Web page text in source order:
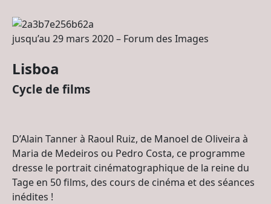
jusqu’au 29 mars 2020 – Forum des Images
Lisboa
Cycle de films
D’Alain Tanner à Raoul Ruiz, de Manoel de Oliveira à
Maria de Medeiros ou Pedro Costa, ce programme
dresse le portrait cinématographique de la reine du
Tage en 50 films, des cours de cinéma et des séances
inédites !